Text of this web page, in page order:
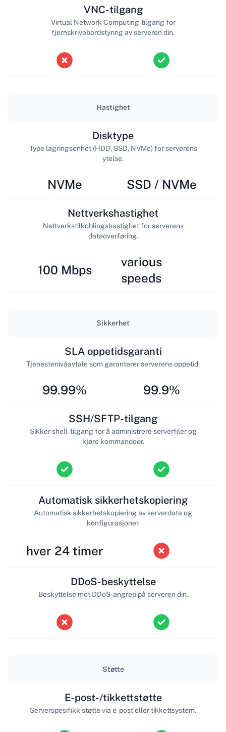
VNC-tilgang
Virtual Network Computing-tilgang for
fjernskrivebordstyring av serveren din.
Hastighet
NVMe
Disktype
Type lagringsenhet (HDD, SSD, NVMe) for serverens
ytelse.
SSD / NVMe
100 Mbps
Nettverkshastighet
Nettverkstilkoblingshastighet for serverens
dataoverføring.
various
speeds
Sikkerhet
99.99%
SLA oppetidsgaranti
Tjenestenivåavtale som garanterer serverens oppetid.
99.9%
SSH/SFTP-tilgang
Sikker shell-tilgang for å administrere serverfiler og
kjøre kommandoer.
hver 24 timer
Automatisk sikkerhetskopiering
Automatisk sikkerhetskopiering av serverdata og
konfigurasjoner.
DDoS-beskyttelse
Beskyttelse mot DDoS-angrep på serveren din.
Støtte
E-post-/tikkettstøtte
Serverspesifikk støtte via e-post eller tikkettsystem.